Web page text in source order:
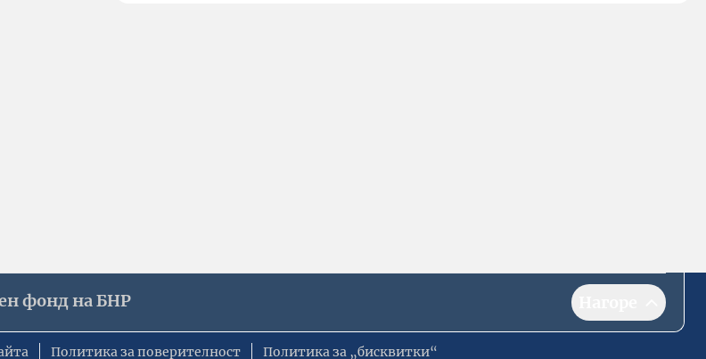
фонд на БНР
Политика за поверителност Политика за „бисквитки“